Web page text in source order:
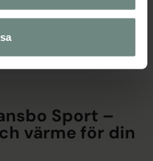
1 199 kr
Sport –
värme för din